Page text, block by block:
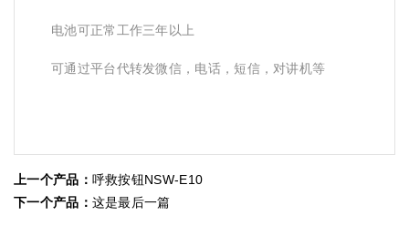
电池可正常工作三年以上
可通过平台代转发微信，电话，短信，对讲机等
上一个产品： 呼救按钮NSW-E10
下一个产品： 这是最后一篇